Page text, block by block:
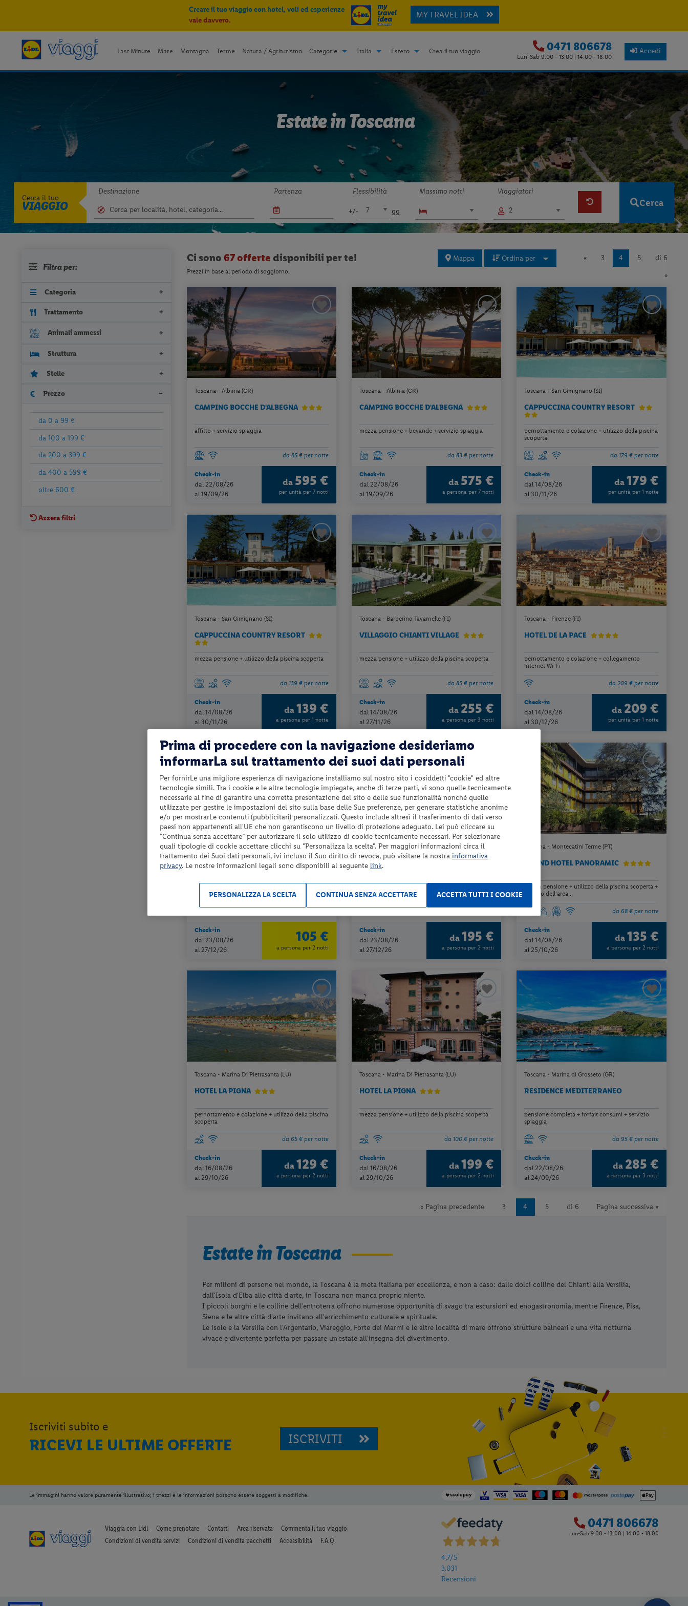
Creare il tuo viaggio con hotel, voli ed esperienze
vale davvero.
MY TRAVEL IDEA
Last Minute Mare Montagna Terme Natura / Agriturismo Categorie Italia Estero Crea il tuo viaggio 0471 806678
Lun-Sab 9.00 - 13.00 | 14.00 - 18.00
Accedi
Estate in Toscana
Cerca il tuo
VIAGGIO
Destinazione Partenza Flessibilità
+/- gg
Massimo notti Viaggiatori
Cerca
Filtra per:
Categoria
Trattamento
Animali ammessi
Struttura
Stelle
Prezzo
da 0 a 99 €
da 100 a 199 €
da 200 a 399 €
da 400 a 599 €
oltre 600 €
Azzera filtri
Ci sono 67 offerte disponibili per te!
Prezzi in base al periodo di soggiorno.
Mappa Ordina per « 3 4 5
di 6
»
Toscana - Albinia (GR)
CAMPING BOCCHE D'ALBEGNA
affitto + servizio spiaggia
da 85 € per notte
Check-in
dal 22/08/26
al 19/09/26
da 595 €
per unità per 7 notti
Toscana - Albinia (GR)
CAMPING BOCCHE D'ALBEGNA
mezza pensione + bevande + servizio spiaggia
da 83 € per notte
Check-in
dal 22/08/26
al 19/09/26
da 575 €
a persona per 7 notti
Toscana - San Gimignano (SI)
CAPPUCCINA COUNTRY RESORT
pernottamento e colazione + utilizzo della piscina
scoperta
da 179 € per notte
Check-in
dal 14/08/26
al 30/11/26
da 179 €
per unità per 1 notte
Toscana - San Gimignano (SI)
CAPPUCCINA COUNTRY RESORT
mezza pensione + utilizzo della piscina scoperta
da 139 € per notte
Check-in
dal 14/08/26
al 30/11/26
da 139 €
a persona per 1 notte
Toscana - Barberino Tavarnelle (FI)
VILLAGGIO CHIANTI VILLAGE
mezza pensione + utilizzo della piscina scoperta
da 85 € per notte
Check-in
dal 14/08/26
al 27/11/26
da 255 €
a persona per 3 notti
Toscana - Firenze (FI)
HOTEL DE LA PACE
pernottamento e colazione + collegamento
internet Wi-Fi
da 209 € per notte
Check-in
dal 14/08/26
al 30/12/26
da 209 €
per unità per 1 notte
PRENOTA PRIMA
ENTRO 60 gg dalla partenza 7%
Toscana - Siena (SI)
HOTEL EXECUTIVE
Check-in
dal 23/08/26
al 27/12/26
105 €
a persona per 2 notti
Toscana - Siena (SI)
HOTEL EXECUTIVE
Check-in
dal 23/08/26
al 27/12/26
da 195 €
a persona per 2 notti
Toscana - Montecatini Terme (PT)
GRAND HOTEL PANORAMIC
mezza pensione + utilizzo della piscina scoperta +
utilizzo dell’area...
da 68 € per notte
Check-in
dal 14/08/26
al 25/10/26
da 135 €
a persona per 2 notti
Toscana - Marina Di Pietrasanta (LU)
HOTEL LA PIGNA
pernottamento e colazione + utilizzo della piscina
scoperta
da 65 € per notte
Check-in
dal 16/08/26
al 29/10/26
da 129 €
a persona per 2 notti
Toscana - Marina Di Pietrasanta (LU)
HOTEL LA PIGNA
mezza pensione + utilizzo della piscina scoperta
da 100 € per notte
Check-in
dal 16/08/26
al 29/10/26
da 199 €
a persona per 2 notti
Toscana - Marina di Grosseto (GR)
RESIDENCE MEDITERRANEO
pensione completa + forfait consumi + servizio
spiaggia
da 95 € per notte
Check-in
dal 22/08/26
al 24/09/26
da 285 €
a persona per 3 notti
« Pagina precedente 3 4 5 di 6 Pagina successiva »
Estate in Toscana
Per milioni di persone nel mondo, la Toscana è la meta italiana per eccellenza, e non a caso: dalle dolci colline del Chianti alla Versilia,
dall'Isola d'Elba alle città d'arte, in Toscana non manca proprio niente.
I piccoli borghi e le colline dell'entroterra offrono numerose opportunità di svago tra escursioni ed enogastronomia, mentre Firenze, Pisa,
Siena e le altre città d'arte invitano all'arricchimento culturale e spirituale.
Le isole e la Versilia con l'Argentario, Viareggio, Forte dei Marmi e le altre località di mare offrono strutture balneari e una vita notturna
vivace e divertente perfetta per passare un'estate all'insegna del divertimento.
Iscriviti subito e
RICEVI LE ULTIME OFFERTE ISCRIVITI
Le immagini hanno valore puramente illustrativo; i prezzi e le informazioni possono essere soggetti a modifiche.
Viaggia con Lidl Come prenotare Contatti Area riservata
Commenta il tuo viaggio
Condizioni di vendita servizi
Condizioni di vendita pacchetti Accessibilità F.A.Q.
4,7/5
3.031
Recensioni
0471 806678
Lun-Sab 9.00 - 13.00 | 14.00 - 18.00
Prima di procedere con la navigazione desideriamo
informarLa sul trattamento dei suoi dati personali
Per fornirLe una migliore esperienza di navigazione installiamo sul nostro sito i cosiddetti "cookie" ed altre
tecnologie simili. Tra i cookie e le altre tecnologie impiegate, anche di terze parti, vi sono quelle tecnicamente
necessarie al fine di garantire una corretta presentazione del sito e delle sue funzionalità nonché quelle
utilizzate per gestire le impostazioni del sito sulla base delle Sue preferenze, per generare statistiche anonime
e/o per mostrarLe contenuti (pubblicitari) personalizzati. Questo include altresì il trasferimento di dati verso
paesi non appartenenti all'UE che non garantiscono un livello di protezione adeguato. Lei può cliccare su
“Continua senza accettare” per autorizzare il solo utilizzo di cookie tecnicamente necessari. Per selezionare
quali tipologie di cookie accettare clicchi su "Personalizza la scelta". Per maggiori informazioni circa il
trattamento dei Suoi dati personali, ivi incluso il Suo diritto di revoca, può visitare la nostra informativa
privacy. Le nostre informazioni legali sono disponibili al seguente link.
ACCETTA TUTTI I COOKIE
CONTINUA SENZA ACCETTARE
PERSONALIZZA LA SCELTA